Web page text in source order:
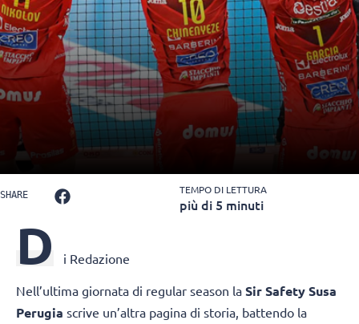
SHARE TEMPO DI LETTURA
più di 5 minuti
D i Redazione
Nell’ultima giornata di regular season la Sir Safety Susa
Perugia scrive un’altra pagina di storia, battendo la